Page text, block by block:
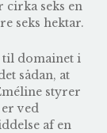
cirka seks en
seks hektar.
til domainet i
sådan, at
styrer
ved
af en